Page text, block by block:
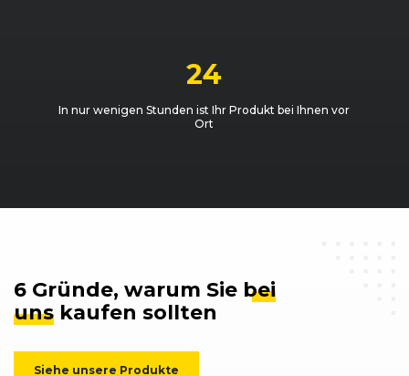
24
In nur wenigen Stunden ist Ihr Produkt bei Ihnen vor
Ort
6 Gründe, warum Sie bei
uns kaufen sollten
Siehe unsere Produkte